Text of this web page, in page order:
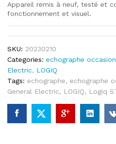
Appareil remis à neuf, testé et
fonctionnement et visuel.
SKU: 20230210
Categories: echographe occasion
Electric, LOGIQ
Tags: echographe, echographe
General Electric, LOGIQ, Logiq